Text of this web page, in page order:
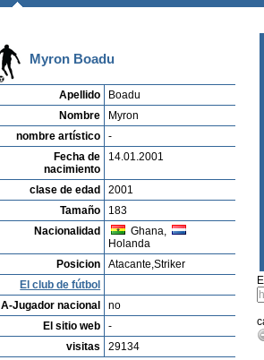
Myron Boadu
Apellido
Boadu
Nombre
Myron
nombre artístico
-
Fecha de
nacimiento
14.01.2001
clase de edad
2001
Tamaño
183
Nacionalidad
Ghana,
Holanda
Posicion
Atacante,Striker
El club de fútbol
A-Jugador nacional
no
El sitio web
-
visitas
29134